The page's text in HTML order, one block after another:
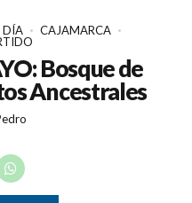
DÍA
CAJAMARCA
Bosque de
Ancestrales